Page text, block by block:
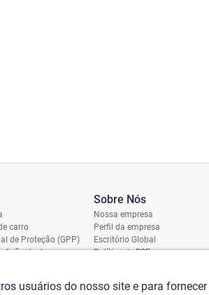
carro
de Proteção (GPP)
de dano
Sobre Nós
Nossa empresa
Perfil da empresa
Escritório Global
Política de RSE
usuários do nosso site e para